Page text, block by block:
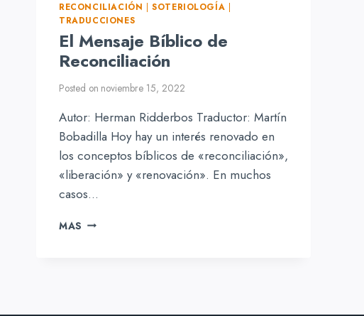
RECONCILIACIÓN |SOTERIOLOGÍA |
TRADUCCIONES
El Mensaje Bíblico de
Reconciliación
Posted on noviembre 15, 2022
Autor: Herman Ridderbos Traductor: Martín
Bobadilla Hoy hay un interés renovado en
los conceptos bíblicos de «reconciliación»,
«liberación» y «renovación». En muchos
casos…
MAS EL